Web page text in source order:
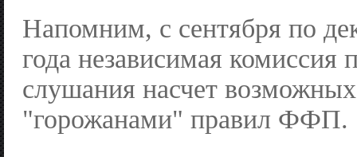
Напомним, с сентября по
года независимая комиссия
слушания насчет
"горожанами" правил ФФП.